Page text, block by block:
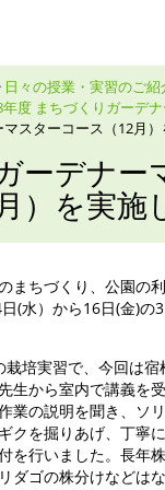
日々の授業・実習のご紹
年度 まちづくりガーデ
スターコース（12月
ーデナー
）を実施
まちづくり、公園の
(水）から16日(金)の
栽培実習で、今回は
生から室内で講義を
業の説明を聞き、ソ
クを掘りあげ、丁寧
を行いました。長年
ダゴの株分けなどは